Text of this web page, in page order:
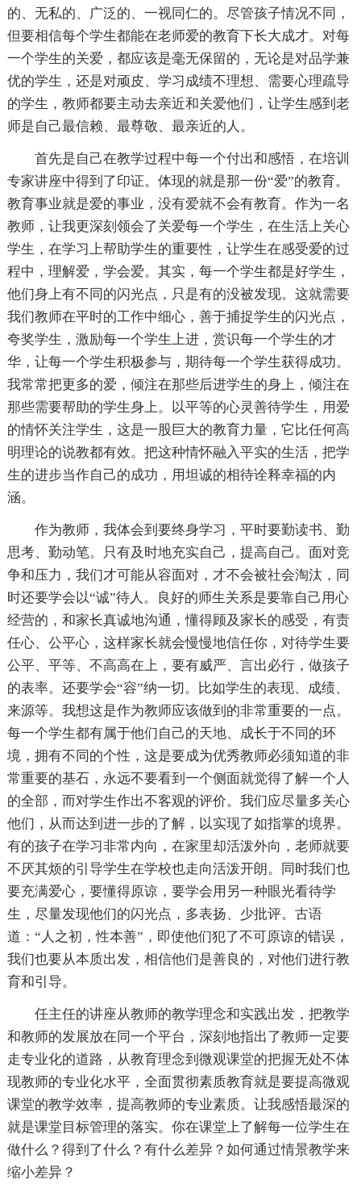
的、无私的、广泛的、一视同仁的。尽管孩子情况不同，
但要相信每个学生都能在老师爱的教育下长大成才。对每
一个学生的关爱，都应该是毫无保留的，无论是对品学兼
优的学生，还是对顽皮、学习成绩不理想、需要心理疏导
的学生，教师都要主动去亲近和关爱他们，让学生感到老
师是自己最信赖、最尊敬、最亲近的人。
首先是自己在教学过程中每一个付出和感悟，在培训
专家讲座中得到了印证。体现的就是那一份“爱”的教育。
教育事业就是爱的事业，没有爱就不会有教育。作为一名
教师，让我更深刻领会了关爱每一个学生，在生活上关心
学生，在学习上帮助学生的重要性，让学生在感受爱的过
程中，理解爱，学会爱。其实，每一个学生都是好学生，
他们身上有不同的闪光点，只是有的没被发现。这就需要
我们教师在平时的工作中细心，善于捕捉学生的闪光点，
夸奖学生，激励每一个学生上进，赏识每一个学生的才
华，让每一个学生积极参与，期待每一个学生获得成功。
我常常把更多的爱，倾注在那些后进学生的身上，倾注在
那些需要帮助的学生身上。以平等的心灵善待学生，用爱
的情怀关注学生，这是一股巨大的教育力量，它比任何高
明理论的说教都有效。把这种情怀融入平实的生活，把学
生的进步当作自己的成功，用坦诚的相待诠释幸福的内
涵。
作为教师，我体会到要终身学习，平时要勤读书、勤
思考、勤动笔。只有及时地充实自己，提高自己。面对竞
争和压力，我们才可能从容面对，才不会被社会淘汰，同
时还要学会以“诚”待人。良好的师生关系是要靠自己用心
经营的，和家长真诚地沟通，懂得顾及家长的感受，有责
任心、公平心，这样家长就会慢慢地信任你，对待学生要
公平、平等、不高高在上，要有威严、言出必行，做孩子
的表率。还要学会“容”纳一切。比如学生的表现、成绩、
来源等。我想这是作为教师应该做到的非常重要的一点。
每一个学生都有属于他们自己的天地、成长于不同的环
境，拥有不同的个性，这是要成为优秀教师必须知道的非
常重要的基石，永远不要看到一个侧面就觉得了解一个人
的全部，而对学生作出不客观的评价。我们应尽量多关心
他们，从而达到进一步的了解，以实现了如指掌的境界。
有的孩子在学习非常内向，在家里却活泼外向，老师就要
不厌其烦的引导学生在学校也走向活泼开朗。同时我们也
要充满爱心，要懂得原谅，要学会用另一种眼光看待学
生，尽量发现他们的闪光点，多表扬、少批评。古语
道：“人之初，性本善”，即使他们犯了不可原谅的错误，
我们也要从本质出发，相信他们是善良的，对他们进行教
育和引导。
任主任的讲座从教师的教学理念和实践出发，把教学
和教师的发展放在同一个平台，深刻地指出了教师一定要
走专业化的道路，从教育理念到微观课堂的把握无处不体
现教师的专业化水平，全面贯彻素质教育就是要提高微观
课堂的教学效率，提高教师的专业素质。让我感悟最深的
就是课堂目标管理的落实。你在课堂上了解每一位学生在
做什么？得到了什么？有什么差异？如何通过情景教学来
缩小差异？